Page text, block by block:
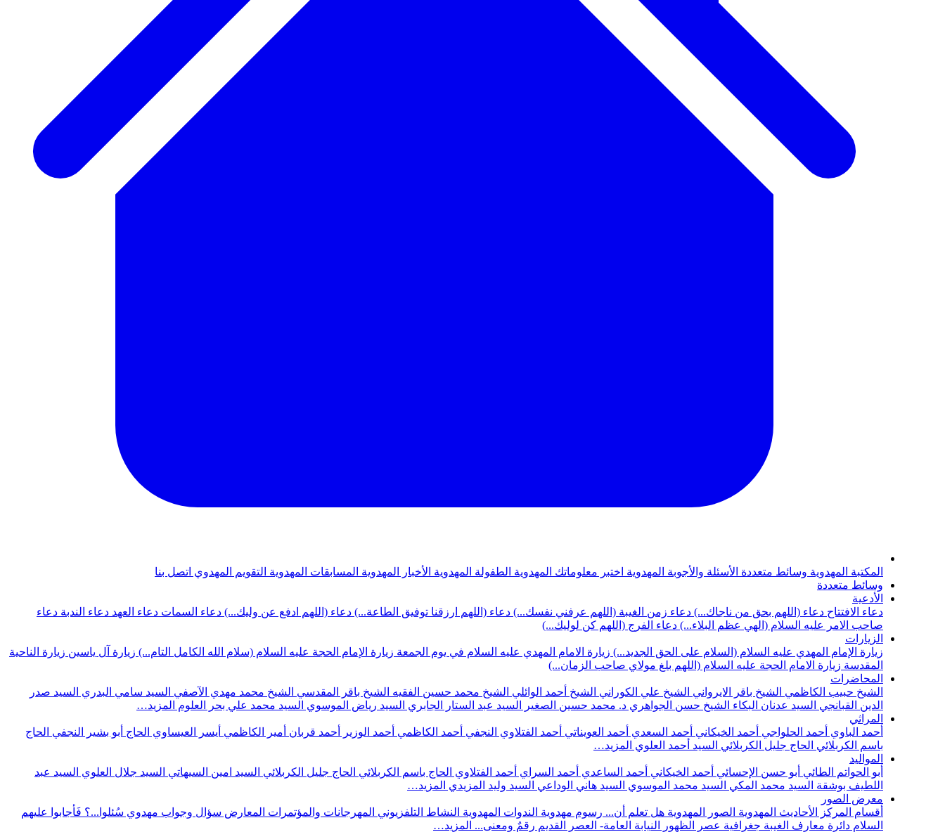
المكتبة المهدوية وسائط متعددة الأسئلة والأجوبة المهدوية اختبر معلوماتك المهدوية الطفولة المهدوية الأخبار المهدوية المسابقات المهدوية التقويم المهدوي اتصل بنا
وسائط متعددة
الأدعية
دعاء الافتتاح دعاء (اللهم بحق من ناجاك...) دعاء زمن الغيبة (اللهم عرفني نفسك...) دعاء (اللهم ارزقنا توفيق الطاعة...) دعاء (اللهم ادفع عن وليك...) دعاء السمات دعاء العهد دعاء الندبة دعاء
صاحب الامر عليه السلام (الهي عظم البلاء...) دعاء الفرج (اللهم كن لوليك...)
الزيارات
زيارة الإمام المهدي عليه السلام (السلام على الحق الجديد...) زيارة الامام المهدي عليه السلام في يوم الجمعة زيارة الإمام الحجة عليه السلام (سلام الله الكامل التام...) زيارة آل ياسين زيارة الناحية
المقدسة زيارة الامام الحجة عليه السلام (اللهم بلغ مولاي صاحب الزمان...)
المحاضرات
الشيخ حبيب الكاظمي الشيخ باقر الايرواني الشيخ علي الكوراني الشيخ أحمد الوائلي الشيخ محمد حسين الفقيه الشيخ باقر المقدسي الشيخ محمد مهدي الآصفي السيد سامي البدري السيد صدر
الدين القبانجي السيد عدنان البكاء الشيخ حسن الجواهري د. محمد حسين الصغير السيد عبد الستار الجابري السيد رياض الموسوي السيد محمد علي بحر العلوم المزيد…
المراثي
أحمد الباوي أحمد الحلواجي أحمد الخيكاني أحمد السعدي أحمد العويناتي أحمد الفتلاوي النجفي أحمد الكاظمي أحمد الوزير أحمد قربان أمير الكاظمي أيسر العيساوي الحاج أبو بشير النجفي الحاج
باسم الكربلائي الحاج جليل الكربلائي السيد أحمد العلوي المزيد…
المواليد
أبو الحواتم الطائي أبو حسن الإحسائي أحمد الخيكاني أحمد الساعدي أحمد السراي أحمد الفتلاوي الحاج باسم الكربلائي الحاج جليل الكربلائي السيد امين السيهاتي السيد جلال العلوي السيد عبد
اللطيف بوشقة السيد محمد المكي السيد محمد الموسوي السيد هاني الوداعي السيد وليد المزيدي المزيد…
معرض الصور
أقسام المركز
الأحاديث المهدوية الصور المهدوية هل تعلم أن... رسوم مهدوية الندوات المهدوية النشاط التلفزيوني المهرجانات والمؤتمرات المعارض سؤال وجواب مهدوي سُئلوا...؟ فَأجابوا عليهم
السلام دائرة معارف الغيبة جغرافية عصر الظهور النيابة العامة- العصر القديم رقمٌ ومعنى... المزيد…